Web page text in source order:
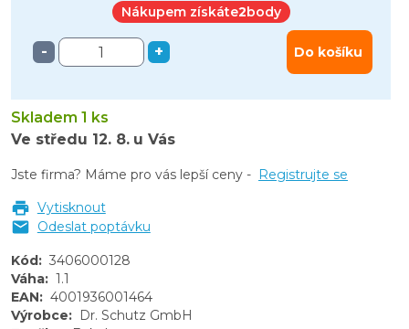
Nákupem získáte2body
- + Do košíku
Skladem 1 ks
Ve středu 12. 8. u Vás
Jste firma? Máme pro vás lepší ceny - Registrujte se
Vytisknout
Odeslat poptávku
Kód: 3406000128
Váha: 1.1
EAN: 4001936001464
Výrobce: Dr. Schutz GmbH